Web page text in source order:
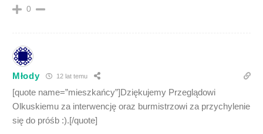
0
Młody 12 lat temu
[quote name=”mieszkańcy”]Dziękujemy Przeglądowi
Olkuskiemu za interwencję oraz burmistrzowi za przychylenie
się do próśb :).[/quote]